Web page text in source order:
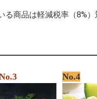
商品は軽減税率（8%）
No.4